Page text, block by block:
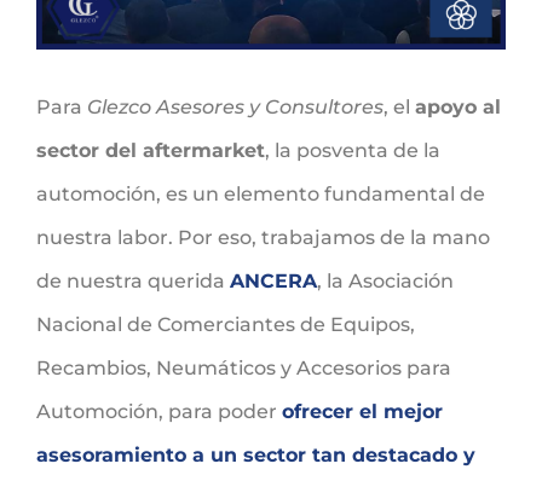
Para Glezco Asesores y Consultores, el apoyo al
sector del aftermarket, la posventa de la
automoción, es un elemento fundamental de
nuestra labor. Por eso, trabajamos de la mano
de nuestra querida ANCERA, la Asociación
Nacional de Comerciantes de Equipos,
Recambios, Neumáticos y Accesorios para
Automoción, para poder ofrecer el mejor
asesoramiento a un sector tan destacado y